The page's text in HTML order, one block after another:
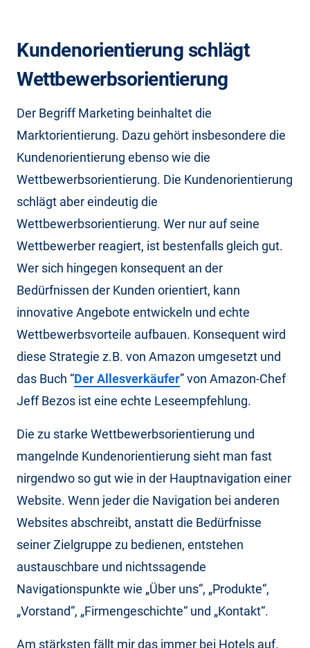
Kundenorientierung schlägt
Wettbewerbsorientierung
Der Begriff Marketing beinhaltet die
Marktorientierung. Dazu gehört insbesondere die
Kundenorientierung ebenso wie die
Wettbewerbsorientierung. Die Kundenorientierung
schlägt aber eindeutig die
Wettbewerbsorientierung. Wer nur auf seine
Wettbewerber reagiert, ist bestenfalls gleich gut.
Wer sich hingegen konsequent an der
Bedürfnissen der Kunden orientiert, kann
innovative Angebote entwickeln und echte
Wettbewerbsvorteile aufbauen. Konsequent wird
diese Strategie z.B. von Amazon umgesetzt und
das Buch “Der Allesverkäufer” von Amazon-Chef
Jeff Bezos ist eine echte Leseempfehlung.
Die zu starke Wettbewerbsorientierung und
mangelnde Kundenorientierung sieht man fast
nirgendwo so gut wie in der Hauptnavigation einer
Website. Wenn jeder die Navigation bei anderen
Websites abschreibt, anstatt die Bedürfnisse
seiner Zielgruppe zu bedienen, entstehen
austauschbare und nichtssagende
Navigationspunkte wie „Über uns“, „Produkte“,
„Vorstand“, „Firmengeschichte“ und „Kontakt“.
Am stärksten fällt mir das immer bei Hotels auf.